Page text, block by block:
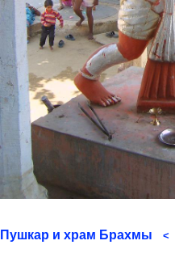
Пушкар и храм Брахмы <